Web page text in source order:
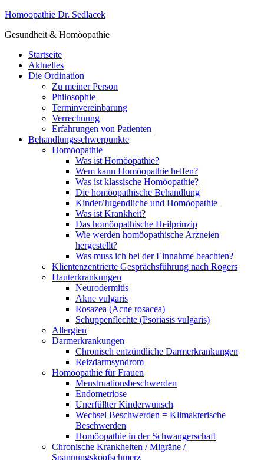
Homöopathie Dr. Sedlacek
Gesundheit & Homöopathie
Startseite
Aktuelles
Die Ordination
Zu meiner Person
Philosophie
Terminvereinbarung
Verrechnung
Erfahrungen von Patienten
Behandlungsschwerpunkte
Homöopathie
Was ist Homöopathie?
Wem kann Homöopathie helfen?
Was ist klassische Homöopathie?
Die homöopathische Behandlung
Kinder/Jugendliche und Homöopathie
Was ist Krankheit?
Das homöopathische Heilprinzip
Wie werden homöopathische Arzneien
hergestellt?
Was muss ich bei der Einnahme beachten?
Klientenzentrierte Gesprächsführung nach Rogers
Hauterkrankungen
Neurodermitis
Akne vulgaris
Rosazea (Acne rosacea)
Schuppenflechte (Psoriasis vulgaris)
Allergien
Darmerkrankungen
Chronisch entzündliche Darmerkrankungen
Reizdarmsyndrom
Homöopathie für Frauen
Menstruationsbeschwerden
Endometriose
Unerfüllter Kinderwunsch
Wechsel Beschwerden = Klimakterische
Beschwerden
Homöopathie in der Schwangerschaft
Chronische Krankheiten / Migräne /
Spannungskopfschmerz